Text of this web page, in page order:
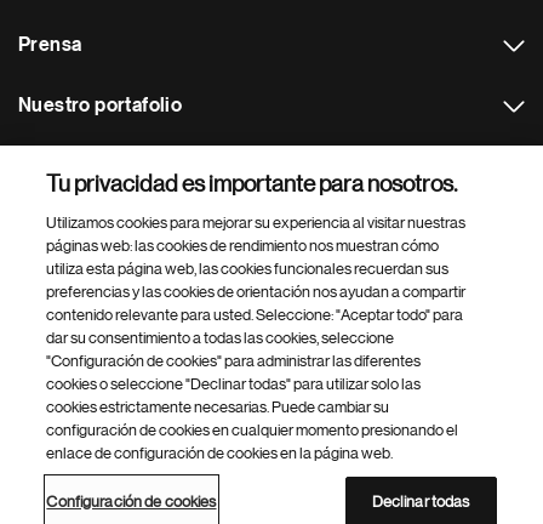
Prensa
Nuestro portafolio
Footer Site Search
inferior
del
© 2026 Novartis AG
Política de privacidad Términos de uso
Accesibilidad
Configuración de cookies
Mapa del sitio
Tu privacidad es importante para nosotros.
Utilizamos cookies para mejorar su experiencia al visitar nuestras
páginas web: las cookies de rendimiento nos muestran cómo
utiliza esta página web, las cookies funcionales recuerdan sus
preferencias y las cookies de orientación nos ayudan a compartir
contenido relevante para usted. Seleccione: "Aceptar todo" para
dar su consentimiento a todas las cookies, seleccione
"Configuración de cookies" para administrar las diferentes
cookies o seleccione "Declinar todas" para utilizar solo las
cookies estrictamente necesarias. Puede cambiar su
configuración de cookies en cualquier momento presionando el
enlace de configuración de cookies en la página web.
Configuración de cookies Declinar todas